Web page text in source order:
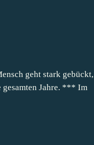
geht stark gebückt,
Jahre. *** Im